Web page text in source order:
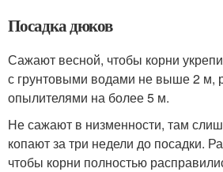
Посадка дюков
Сажают весной, чтобы корни
с грунтовыми водами не выше 2 м,
опылителями на более 5 м.
Не сажают в низменности, там
копают за три недели до посадки.
чтобы корни полностью